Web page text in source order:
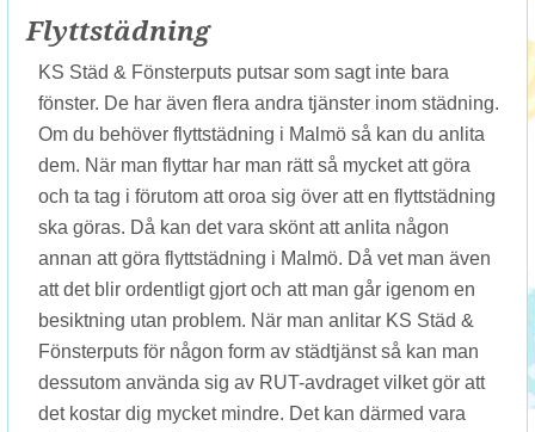
Flyttstädning
KS Städ & Fönsterputs putsar som sagt inte bara
fönster. De har även flera andra tjänster inom städning.
Om du behöver flyttstädning i Malmö så kan du anlita
dem. När man flyttar har man rätt så mycket att göra
och ta tag i förutom att oroa sig över att en flyttstädning
ska göras. Då kan det vara skönt att anlita någon
annan att göra flyttstädning i Malmö. Då vet man även
att det blir ordentligt gjort och att man går igenom en
besiktning utan problem. När man anlitar KS Städ &
Fönsterputs för någon form av städtjänst så kan man
dessutom använda sig av RUT-avdraget vilket gör att
det kostar dig mycket mindre. Det kan därmed vara